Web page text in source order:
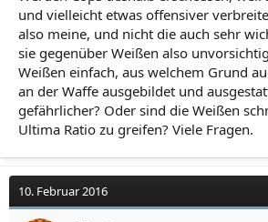
und vielleicht etwas offensiver
also meine, und nicht die auch sehr
sie gegenüber Weißen also
Weißen einfach, aus welchem Grund
an der Waffe ausgebildet und
gefährlicher? Oder sind die Weißen
Ultima Ratio zu greifen? Viele Fragen.
10. Februar 2016